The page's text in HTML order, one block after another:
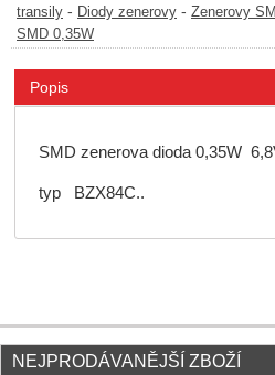
transily - Diody zenerovy - Zenerovy
SMD 0,35W
Popis
SMD zenerova dioda 0,35W
typ BZX84C..
NEJPRODÁVANĚJŠÍ ZBOŽÍ